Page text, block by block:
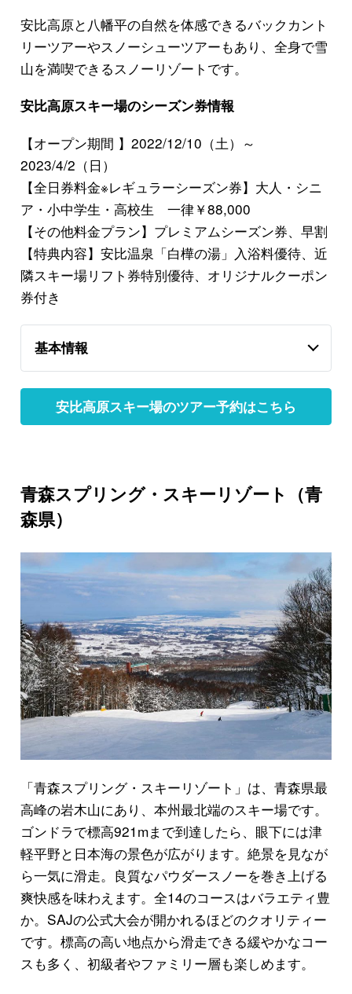
安比高原と八幡平の自然を体感できるバックカント
リーツアーやスノーシューツアーもあり、全身で雪
山を満喫できるスノーリゾートです。
安比高原スキー場のシーズン券情報
【オープン期間 】2022/12/10（土）～
2023/4/2（日）
【全日券料金※レギュラーシーズン券】大人・シニ
ア・小中学生・高校生 一律￥88,000
【その他料金プラン】プレミアムシーズン券、早割
【特典内容】安比温泉「白樺の湯」入浴料優待、近
隣スキー場リフト券特別優待、オリジナルクーポン
券付き
基本情報
安比高原スキー場のツアー予約はこちら
青森スプリング・スキーリゾート（青
森県）
「青森スプリング・スキーリゾート」は、青森県最
高峰の岩木山にあり、本州最北端のスキー場です。
ゴンドラで標高921mまで到達したら、眼下には津
軽平野と日本海の景色が広がります。絶景を見なが
ら一気に滑走。良質なパウダースノーを巻き上げる
爽快感を味わえます。全14のコースはバラエティ豊
か。SAJの公式大会が開かれるほどのクオリティー
です。標高の高い地点から滑走できる緩やかなコー
スも多く、初級者やファミリー層も楽しめます。